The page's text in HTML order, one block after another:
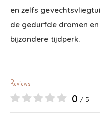
en zelfs
de gedurfde dromen
bijzondere tijdperk.
Reviews
0 / 5